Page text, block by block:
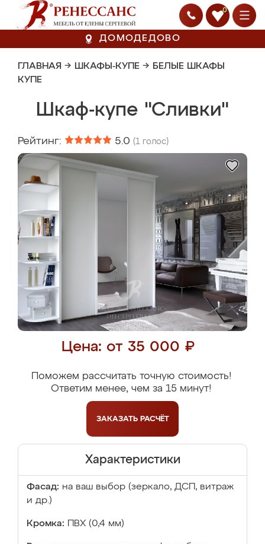
0
ДОМОДЕДОВО
ГЛАВНАЯ → ШКАФЫ-КУПЕ → БЕЛЫЕ ШКАФЫ
КУПЕ
Шкаф-купе "Сливки"
Рейтинг: 5.0 (1 голос)
Цена: от 35 000 ₽
Поможем рассчитать точную стоимость!
Ответим менее, чем за 15 минут!
ЗАКАЗАТЬ РАСЧЁТ
Характеристики
Фасад: на ваш выбор (зеркало, ДСП, витраж
и др.)
Кромка: ПВХ (0,4 мм)